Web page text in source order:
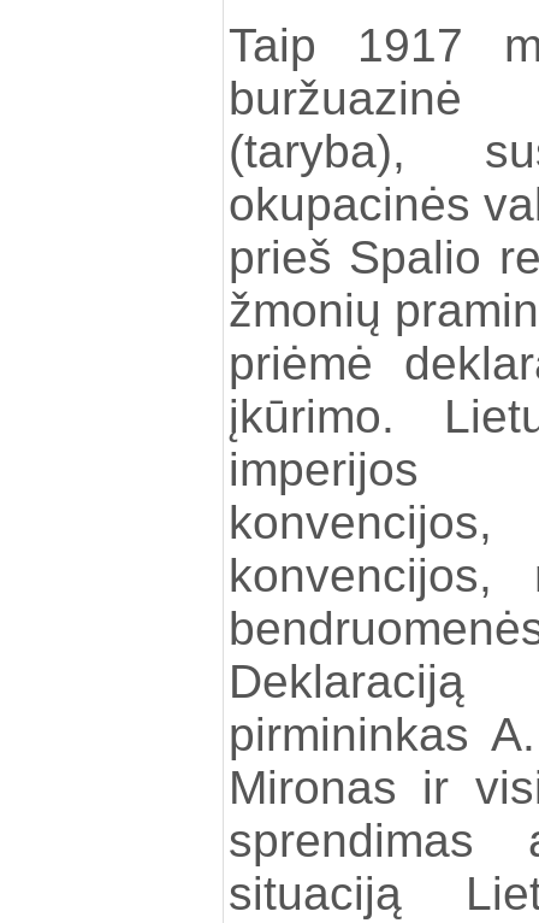
Taip 1917
(taryba),
okupacinės
prieš Spalio
žmonių
priėmė
įkūrimo.
imperijos
Deklaraciją
pirmininkas
Mironas ir
sprendimas
situaciją